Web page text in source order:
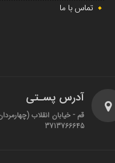
تماس با ما
آدرس پسـتی
3713766645